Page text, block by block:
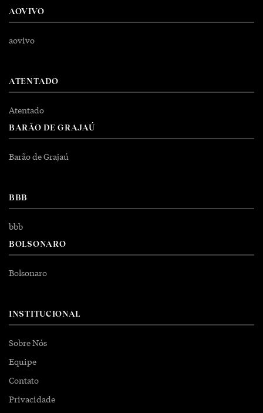
AOVIVO
aovivo
ATENTADO
Atentado
BARÃO DE GRAJAÚ
Barão de Grajaú
BBB
bbb
BOLSONARO
Bolsonaro
INSTITUCIONAL
Sobre Nós
Equipe
Contato
Privacidade